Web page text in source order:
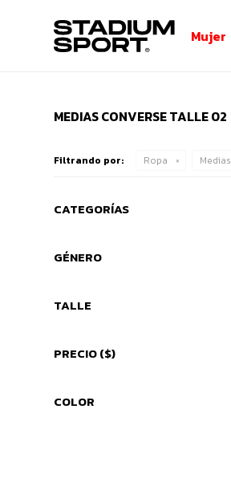
Mujer
MEDIAS CONVERSE TALLE 02
Filtrando por: Ropa Medias
CATEGORÍAS
GÉNERO
TALLE
PRECIO($)
COLOR